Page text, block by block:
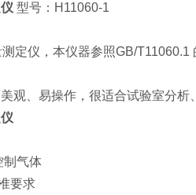
型号：H11060-1
定仪，本仪器参照GB/
观、易操作，很适合试验室分析
气体
要求